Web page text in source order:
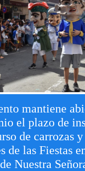
mantiene
el plazo de
de carrozas
de las Fiestas
Nuestra